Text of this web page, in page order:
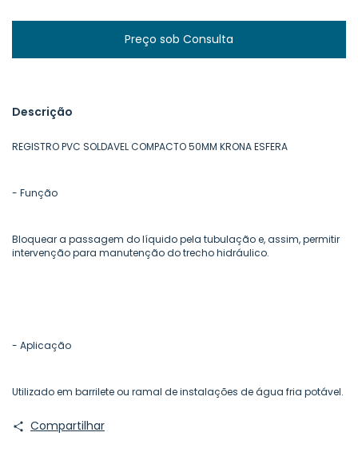
Descrição
REGISTRO PVC SOLDAVEL COMPACTO 50MM KRONA ESFERA
- Função
Bloquear a passagem do líquido pela tubulação e, assim, permitir
intervenção para manutenção do trecho hidráulico.
- Aplicação
Utilizado em barrilete ou ramal de instalações de água fria potável.
Compartilhar